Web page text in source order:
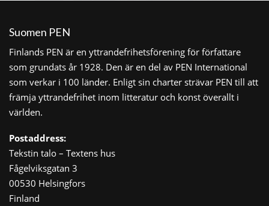
Suomen PEN
Finlands PEN är en yttrandefrihetsförening för författare
som grundats år 1928. Den är en del av PEN International
som verkar i 100 länder. Enligt sin charter strävar PEN till att
främja yttrandefrihet inom litteratur och konst överallt i
världen.
Postaddress:
Tekstin talo – Textens hus
Fågelviksgatan 3
00530 Helsingfors
Finland